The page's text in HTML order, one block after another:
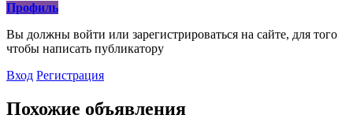
Профиль
Вы должны войти или зарегистрироваться на сайте, для того
чтобы написать публикатору
Вход Регистрация
Похожие объявления